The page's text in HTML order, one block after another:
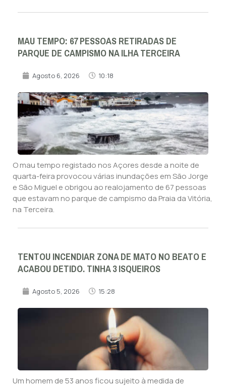
MAU TEMPO: 67 PESSOAS RETIRADAS DE
PARQUE DE CAMPISMO NA ILHA TERCEIRA
Agosto 6, 2026 10:18
O mau tempo registado nos Açores desde a noite de
quarta-feira provocou várias inundações em São Jorge
e São Miguel e obrigou ao realojamento de 67 pessoas
que estavam no parque de campismo da Praia da Vitória,
na Terceira.
TENTOU INCENDIAR ZONA DE MATO NO BEATO E
ACABOU DETIDO. TINHA 3 ISQUEIROS
Agosto 5, 2026 15:28
Um homem de 53 anos ficou sujeito à medida de